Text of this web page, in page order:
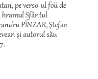
pe verso-ul foii de
hramul Sfântul
PÎNZAR, Ştefan
şi autorul său